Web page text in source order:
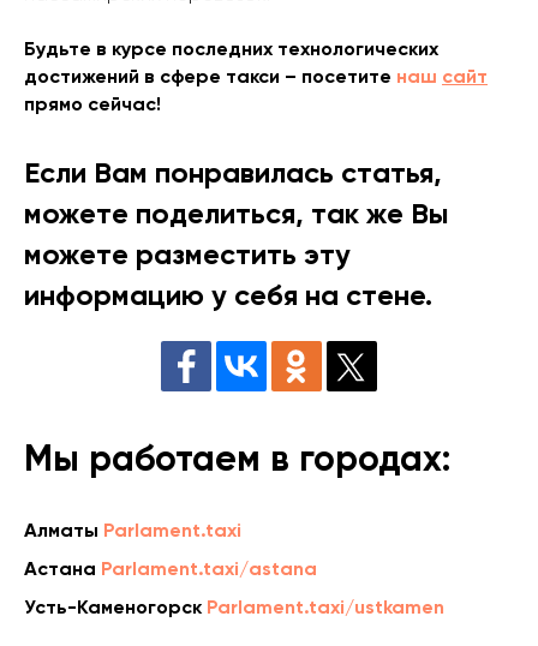
Будьте в курсе последних технологических
достижений в сфере такси – посетите наш сайт
прямо сейчас!
Если Вам понравилась статья,
можете поделиться, так же Вы
можете разместить эту
информацию у себя на стене.
Мы работаем в городах:
Алматы Parlament.taxi
Астана Parlament.taxi/astana
Усть-Каменогорск Parlament.taxi/ustkamen